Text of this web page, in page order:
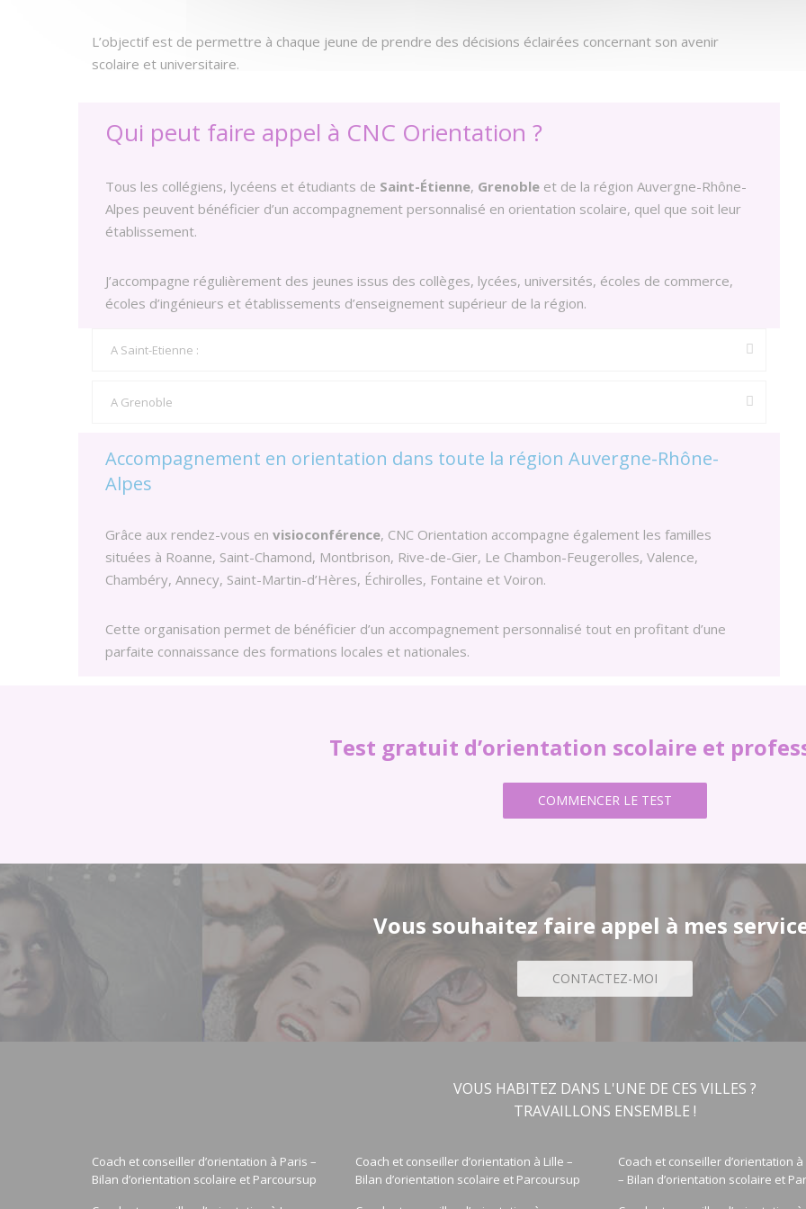
L’objectif est de permettre à chaque jeune de prendre des décisions éclairées concernant son avenir
scolaire et universitaire.
Qui peut faire appel à CNC Orientation ?
Tous les collégiens, lycéens et étudiants de Saint-Étienne, Grenoble et de la région Auvergne-Rhône-
Alpes peuvent bénéficier d’un accompagnement personnalisé en orientation scolaire, quel que soit leur
établissement.
J’accompagne régulièrement des jeunes issus des collèges, lycées, universités, écoles de commerce,
écoles d’ingénieurs et établissements d’enseignement supérieur de la région.
A Saint-Etienne :
A Grenoble
Accompagnement en orientation dans toute la région Auvergne-Rhône-
Alpes
Grâce aux rendez-vous en visioconférence, CNC Orientation accompagne également les familles
situées à Roanne, Saint-Chamond, Montbrison, Rive-de-Gier, Le Chambon-Feugerolles, Valence,
Chambéry, Annecy, Saint-Martin-d’Hères, Échirolles, Fontaine et Voiron.
Cette organisation permet de bénéficier d’un accompagnement personnalisé tout en profitant d’une
parfaite connaissance des formations locales et nationales.
Test gratuit d’orientation scolaire et
COMMENCER LE TEST
Vous souhaitez faire appel à mes
CONTACTEZ-MOI
VOUS HABITEZ DANS L'UNE DE CES VILLES ?
TRAVAILLONS ENSEMBLE !
Coach et conseiller d’orientation à Paris –
Bilan d’orientation scolaire et Parcoursup
Coach et conseiller d’orientation à Lille –
Bilan d’orientation scolaire et Parcoursup
Coach et conseiller d’orientation
– Bilan d’orientation scolaire et